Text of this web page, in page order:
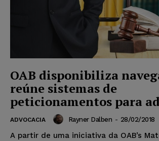
OAB disponibiliza
reúne sistemas de
peticionamentos para
ADVOCACIA Rayner Dalben - 28/02/2018
A partir de uma iniciativa da OAB’s